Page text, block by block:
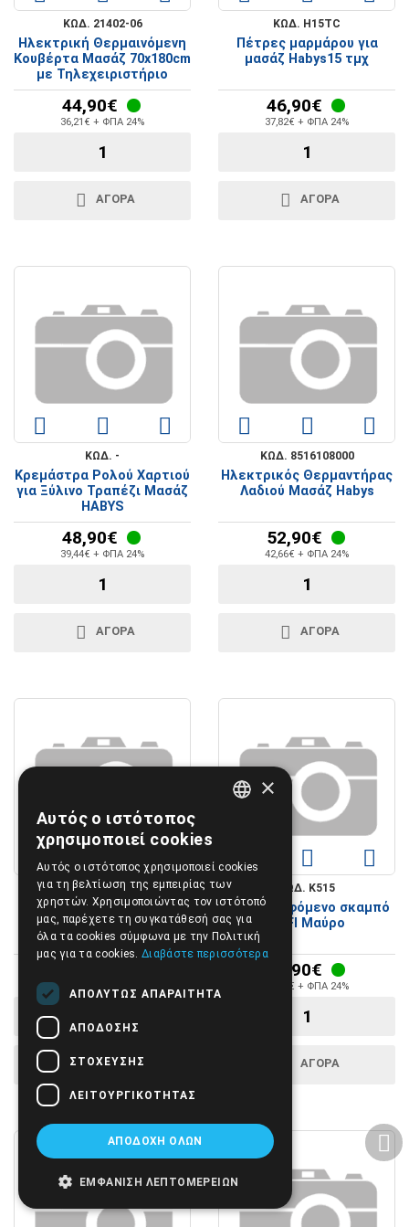
ΚΩΔ. 21402-06
Ηλεκτρική Θερμαινόμενη
Κουβέρτα Μασάζ 70x180cm
με Τηλεχειριστήριο
44,90€
36,21€ + ΦΠΑ 24%
ΑΓΟΡΑ
ΚΩΔ. H15TC
Πέτρες μαρμάρου για
μασάζ Habys15 τμχ
46,90€
37,82€ + ΦΠΑ 24%
ΑΓΟΡΑ
ΚΩΔ. -
Κρεμάστρα Ρολού Χαρτιού
για Ξύλινο Τραπέζι Μασάζ
HABYS
48,90€
39,44€ + ΦΠΑ 24%
ΑΓΟΡΑ
ΚΩΔ. 8516108000
Ηλεκτρικός Θερμαντήρας
Λαδιού Μασάζ Habys
52,90€
42,66€ + ΦΠΑ 24%
ΑΓΟΡΑ
ΚΩΔ. K501
Περιστρεφόμενο σκαμπό
Habys LOFI
ΑΓΟΡΑ
ΚΩΔ. K515
Περιστρεφόμενο σκαμπό
LOFI Μαύρο
59,90€
48,31€ + ΦΠΑ 24%
ΑΓΟΡΑ
×
Αυτός ο ιστότοπος
χρησιμοποιεί cookies
Αυτός ο ιστότοπος χρησιμοποιεί cookies
για τη βελτίωση της εμπειρίας των
χρηστών. Χρησιμοποιώντας τον ιστότοπό
μας, παρέχετε τη συγκατάθεσή σας για
όλα τα cookies σύμφωνα με την Πολιτική
μας για τα cookies. Διαβάστε περισσότερα
ΑΠΟΛΎΤΩΣ ΑΠΑΡΑΊΤΗΤΑ
ΑΠΌΔΟΣΗΣ
ΣΤΌΧΕΥΣΗΣ
ΛΕΙΤΟΥΡΓΙΚΌΤΗΤΑΣ
ΑΠΟΔΟΧΉ ΌΛΩΝ
ΕΜΦΆΝΙΣΗ ΛΕΠΤΟΜΕΡΕΙΏΝ